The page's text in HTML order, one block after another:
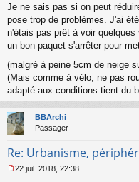
Je ne sais pas si on peut
pose trop de problèmes. J'ai
n'étais pas prêt à voir
un bon paquet s'arrêter pour
(malgré à peine 5cm de neige
(Mais comme à vélo, ne pas
adapté aux conditions tient du
BBArchi
Passager
Re: Urbanisme,
22 juil. 2018, 22:38